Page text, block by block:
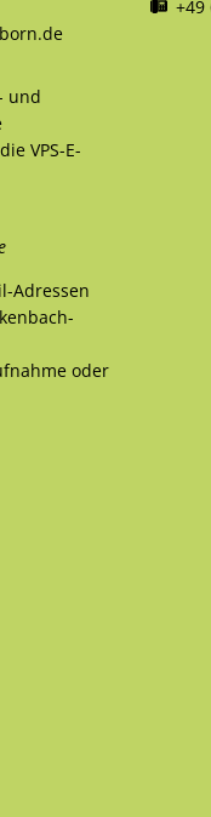
und
VPS-E-
Adressen
oder
+49